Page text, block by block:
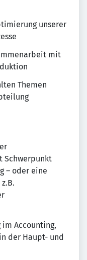
unserer
mit
Themen
Schwerpunkt
– oder eine
im Accounting,
der Haupt- und